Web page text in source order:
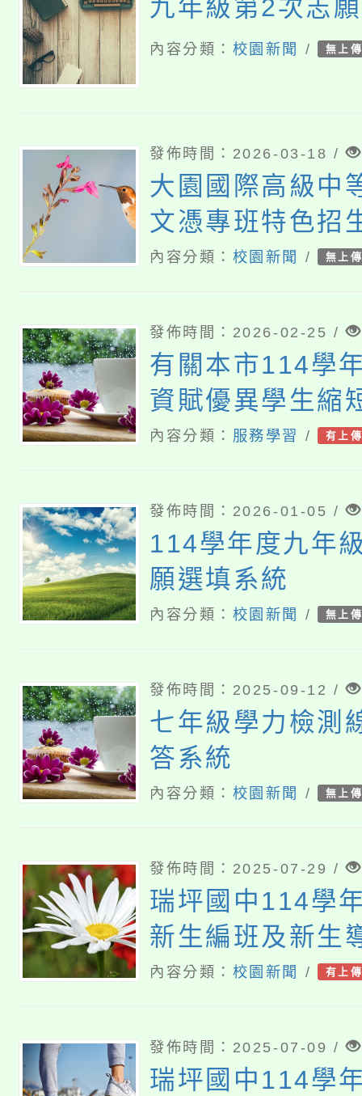
九年級第2次志
內容分類： 校園新聞 / 無上
發佈時間：2026-03-18 /
大園國際高級中
文憑專班特色招
入學簡章公告事
內容分類： 校園新聞 / 無上
發佈時間：2026-02-25 /
有關本市114學
資賦優異學生縮
相關事宜
內容分類： 服務學習 / 有上
發佈時間：2026-01-05 /
114學年度九年
願選填系統
內容分類： 校園新聞 / 無上
發佈時間：2025-09-12 /
七年級學力檢測
答系統
內容分類： 校園新聞 / 無上
發佈時間：2025-07-29 /
瑞坪國中114學
新生編班及新生
果
內容分類： 校園新聞 / 有上
發佈時間：2025-07-09 /
瑞坪國中114學